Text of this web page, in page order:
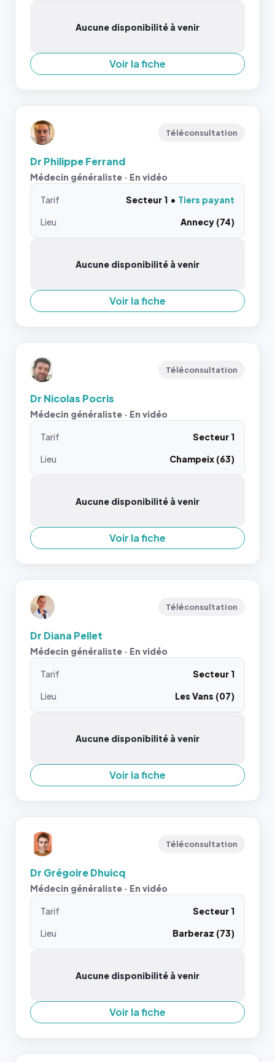
Aucune disponibilité à venir
Voir la fiche
Téléconsultation
Dr Philippe Ferrand
Médecin généraliste · En vidéo
Tarif Secteur 1
Tiers payant
Lieu
Annecy (74)
Aucune disponibilité à venir
Voir la fiche
Téléconsultation
Dr Nicolas Pocris
Médecin généraliste · En vidéo
Tarif
Secteur 1
Lieu
Champeix (63)
Aucune disponibilité à venir
Voir la fiche
Téléconsultation
Dr Diana Pellet
Médecin généraliste · En vidéo
Tarif
Secteur 1
Lieu
Les Vans (07)
Aucune disponibilité à venir
Voir la fiche
Téléconsultation
Dr Grégoire Dhuicq
Médecin généraliste · En vidéo
Tarif
Secteur 1
Lieu
Barberaz (73)
Aucune disponibilité à venir
Voir la fiche